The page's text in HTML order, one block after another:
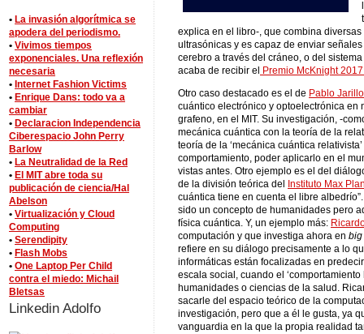
explica en el libro-, que combina
ultrasónicas y es capaz de enviar
cerebro a través del cráneo, o del
acaba de recibir el
Premio McKnight
Otro caso destacado es el de Pablo
cuántico electrónico y optoelectrónica
grafeno, en el MIT. Su investigación, -
mecánica cuántica con la teoría de la
teoría de la ‘mecánica cuántica
comportamiento, poder aplicarlo en el
vistas antes. Otro ejemplo es el del
de la división teórica del
Instituto Max
cuántica tiene en cuenta el libre
sido un concepto de humanidades pero
física cuántica. Y, un ejemplo más:
computación y que investiga ahora en big
refiere en su diálogo precisamente a lo
informáticas están focalizadas en
escala social, cuando el
humanidades o ciencias de la salud.
sacarle del espacio teórico de la
investigación, pero que a él le gusta, ya
vanguardia en la que la propia realidad
• La invasión algorítmica se
apodera del periodismo.
• Vivimos tiempos
exponenciales. Una reflexión
necesaria
• Internet Fashion Victims
• Enrique Dans: todo va a
cambiar
• Declaracion Independencia
Ciberespacio John Perry
Barlow
• La Neutralidad de la Red
• El MIT abre toda su
publicación de ciencia/Hal
Abelson
• Virtualización y Cloud
Computing
• Serendipity
• Flash Mobs
• One Laptop Per Child
contra el miedo: Michail
Bletsas
Linkedin Adolfo